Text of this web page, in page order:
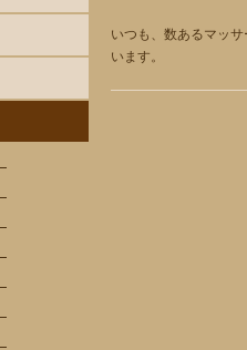
いつも、数あるマッ
います。